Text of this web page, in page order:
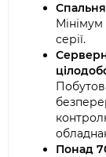
серії.
Понад